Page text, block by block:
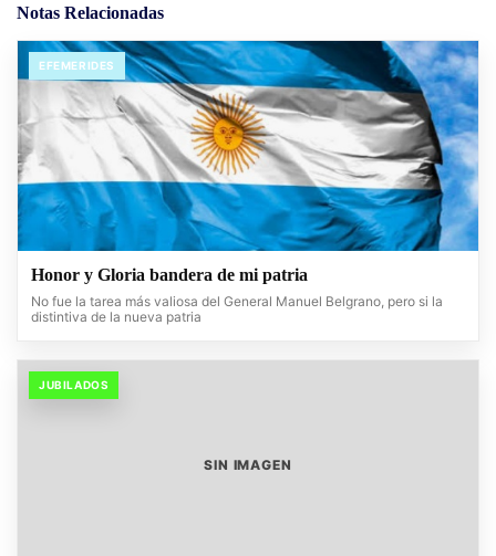
Notas Relacionadas
EFEMERIDES
Honor y Gloria bandera de mi patria
No fue la tarea más valiosa del General Manuel Belgrano, pero si la
distintiva de la nueva patria
JUBILADOS
SIN IMAGEN